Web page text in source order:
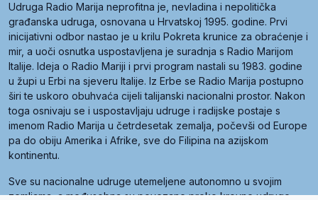
Udruga Radio Marija neprofitna je, nevladina i nepolitička
građanska udruga, osnovana u Hrvatskoj 1995. godine. Prvi
inicijativni odbor nastao je u krilu Pokreta krunice za obraćenje i
mir, a uoči osnutka uspostavljena je suradnja s Radio Marijom
Italije. Ideja o Radio Mariji i prvi program nastali su 1983. godine
u župi u Erbi na sjeveru Italije. Iz Erbe se Radio Marija postupno
širi te uskoro obuhvaća cijeli talijanski nacionalni prostor. Nakon
toga osnivaju se i uspostavljaju udruge i radijske postaje s
imenom Radio Marija u četrdesetak zemalja, počevši od Europe
pa do obiju Amerika i Afrike, sve do Filipina na azijskom
kontinentu.
Sve su nacionalne udruge utemeljene autonomno u svojim
zemljama, a međusobna su povezane preko krovne udruge